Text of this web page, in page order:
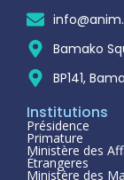
Bamako
BP141,
Institutions
Présidence
Primature
Ministère des
Étrangeres
Ministère des